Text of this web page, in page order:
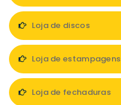
Loja de discos
Loja de estampagens
Loja de fechaduras